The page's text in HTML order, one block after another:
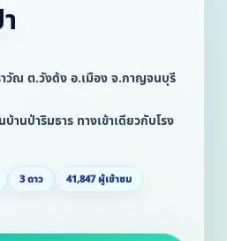
วัณ ต.วังด้ง อ.เมือง จ.กาญจนบุรี
านป่าริมธาร ทางเข้าเดียวกับโรง
3 ดาว
41,847 ผู้เข้าชม